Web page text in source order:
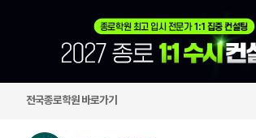
전국종로학원 바로가기